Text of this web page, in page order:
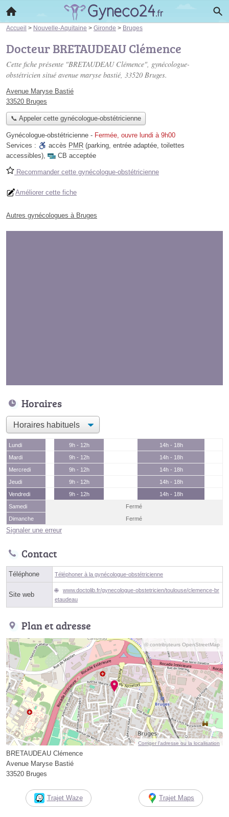
Accueil > Nouvelle-Aquitaine > Gironde > Bruges
Docteur BRETAUDEAU Clémence
Cette fiche présente "BRETAUDEAU Clémence", gynécologue-
obstétricien situé avenue maryse bastié, 33520 Bruges.
Avenue Maryse Bastié
33520 Bruges
📞 Appeler cette gynécologue-obstétricienne
Gynécologue-obstétricienne - Fermée, ouvre lundi à 9h00
Services :
accès PMR (parking, entrée adaptée, toilettes
accessibles), CB acceptée
Recommander cette gynécologue-obstétricienne
Améliorer cette fiche
Autres gynécologues à Bruges
Horaires
Lundi 9h - 12h
14h - 18h
Mardi
9h - 12h
14h - 18h
Mercredi
9h - 12h
14h - 18h
Jeudi
9h - 12h
14h - 18h
Vendredi
9h - 12h
14h - 18h
Samedi
Fermé
Dimanche
Fermé
Signaler une erreur
Contact
Téléphone Téléphoner à la gynécologue-obstétricienne
Site web
www.doctolib.fr/gynecologue-obstetricien/toulouse/clemence-br
etaudeau
Plan et adresse
© contributeurs OpenStreetMap
Corriger l’adresse ou la localisation
BRETAUDEAU Clémence
Avenue Maryse Bastié
33520 Bruges
Trajet Waze Trajet Maps